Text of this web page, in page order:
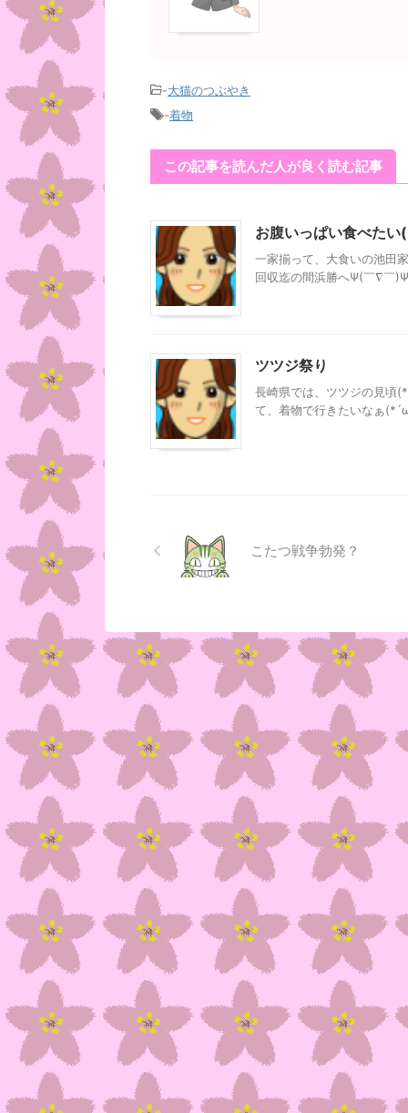
-大猫のつぶやき
-着物
この記事を読んだ人が良く読む記事
お腹いっぱい食べた
一家揃って、大食いの池田
回収迄の間浜勝へΨ(￣∇￣
ツツジ祭り
長崎県では、ツツジの見頃
て、着物で行きたいなぁ
こたつ戦争勃発？